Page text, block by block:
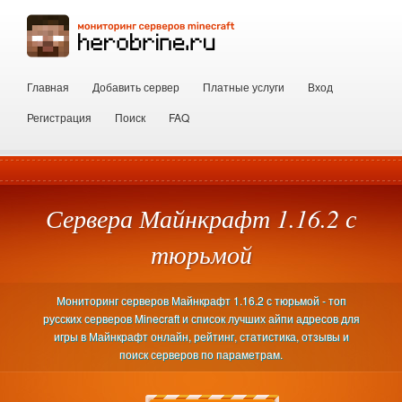
Главная Добавить сервер Платные услуги
Вход
Регистрация
Поиск FAQ
Сервера Майнкрафт 1.16.2 с
тюрьмой
Мониторинг серверов Майнкрафт 1.16.2 с тюрьмой - топ
русских серверов Minecraft и список лучших айпи адресов для
игры в Майнкрафт онлайн, рейтинг, статистика, отзывы и
поиск серверов по параметрам.